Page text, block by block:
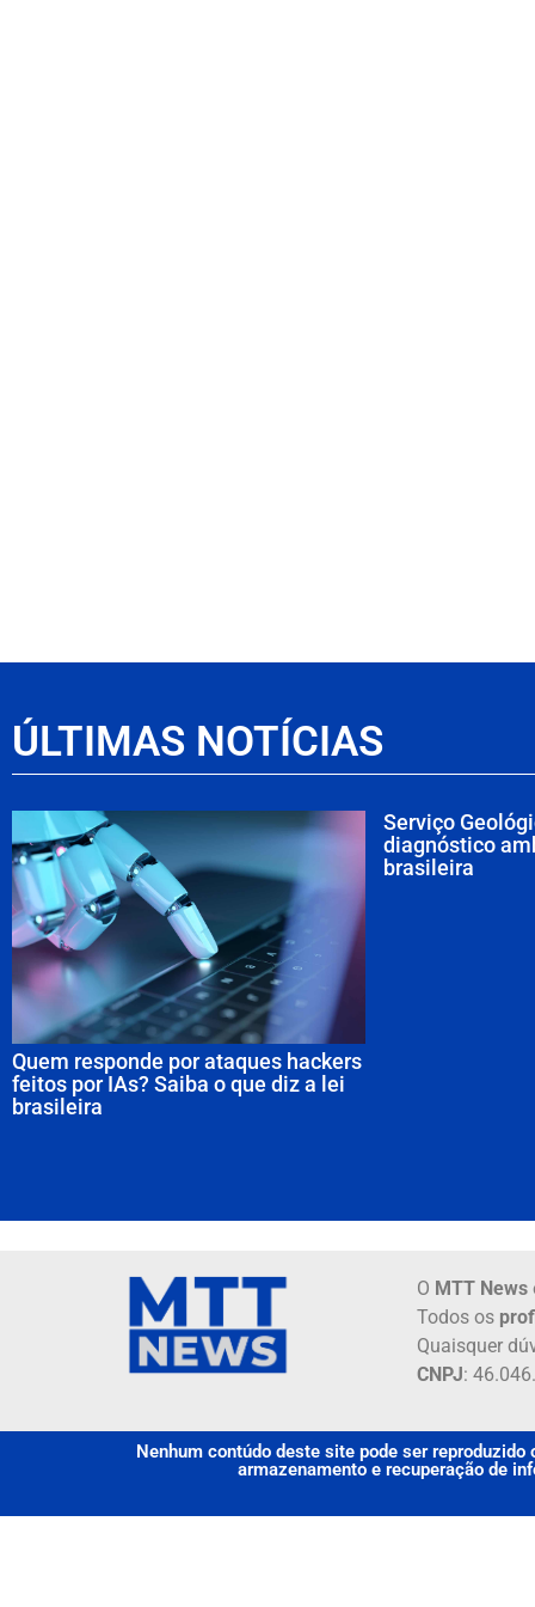
ÚLTIMAS NOTÍCIAS
Quem responde por ataques hackers
feitos por IAs? Saiba o que diz a lei
brasileira
Serviço
diagnóstico
brasileira
O MTT News
Todos os
Quaisquer
CNPJ:
Nenhum contúdo deste site pode ser
armazenamento e recuperação de